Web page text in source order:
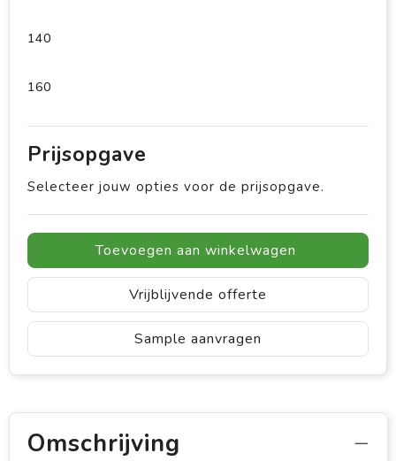
140
160
Prijsopgave
Selecteer jouw opties voor de prijsopgave.
Toevoegen aan winkelwagen
Vrijblijvende offerte
Sample aanvragen
Omschrijving